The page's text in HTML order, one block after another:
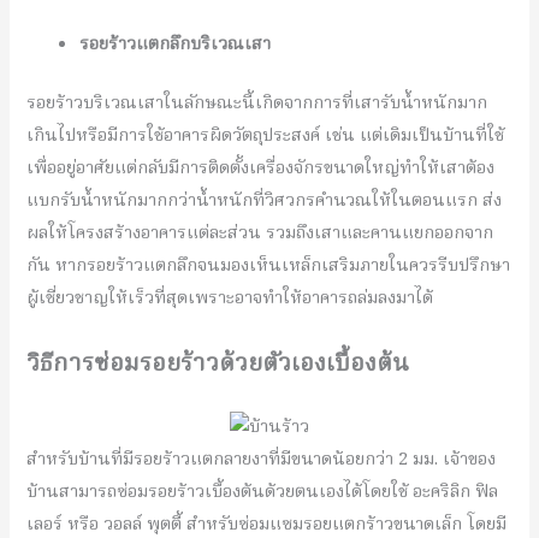
รอยร้าวแตกลึกบริเวณเสา
รอยร้าวบริเวณเสาในลักษณะนี้เกิดจากการที่เสารับน้ำหนักมาก
เกินไปหรือมีการใช้อาคารผิดวัตถุประสงค์ เช่น แต่เดิมเป็นบ้านที่ใช้
เพื่ออยู่อาศัยแต่กลับมีการติดตั้งเครื่องจักรขนาดใหญ่ทำให้เสาต้อง
แบกรับน้ำหนักมากกว่าน้ำหนักที่วิศวกรคำนวณให้ในตอนแรก ส่ง
ผลให้โครงสร้างอาคารแต่ละส่วน รวมถึงเสาและคานแยกออกจาก
กัน หากรอยร้าวแตกลึกจนมองเห็นเหล็กเสริมภายในควรรีบปรึกษา
ผู้เชี่ยวชาญให้เร็วที่สุดเพราะอาจทำให้อาคารถล่มลงมาได้
วิธีการซ่อมรอยร้าวด้วยตัวเองเบื้องต้น
สำหรับบ้านที่มีรอยร้าวแตกลายงาที่มีขนาดน้อยกว่า 2 มม. เจ้าของ
บ้านสามารถซ่อมรอยร้าวเบื้องต้นด้วยตนเองได้โดยใช้ อะคริลิก ฟิล
เลอร์ หรือ วอลล์ พุตตี้ สำหรับซ่อมแซมรอยแตกร้าวขนาดเล็ก โดยมี